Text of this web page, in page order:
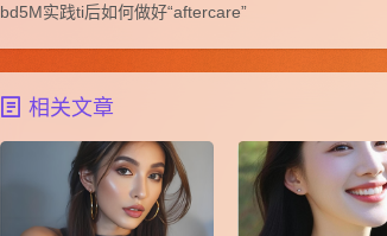
bd5M实践ti后如何做好“aftercare”
相关文章